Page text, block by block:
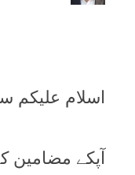
اسلام علیکم
آپکے مضامین